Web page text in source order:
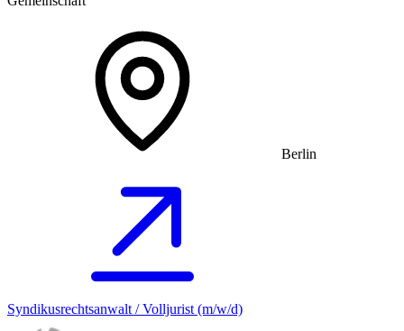
Berlin
Syndikusrechtsanwalt / Volljurist (m/w/d)